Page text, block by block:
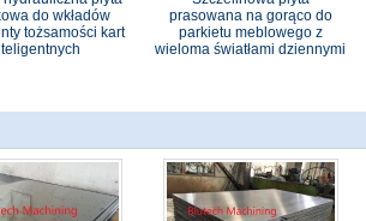
do wkładów
tożsamości kart
prasowana na gorąco do
parkietu meblowego z
wieloma światłami dziennymi